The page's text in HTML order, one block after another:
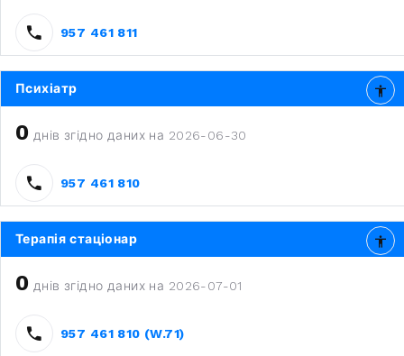
957 461 811
Психіатр
0 днів згідно даних на 2026-06-30
957 461 810
Терапія стаціонар
0 днів згідно даних на 2026-07-01
957 461 810 (W.71)